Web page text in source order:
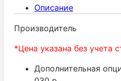
Описание
Производитель
*Цена указана без учета
Дополнительная